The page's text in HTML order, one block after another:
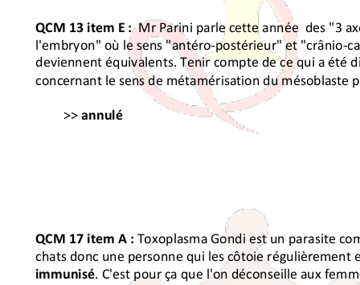
QCM&13&item&E&:&&
l'embryon"!où !le!sens!"antéro-postérieur"!et!"crânio-
!! >>!annulé&
QCM&17&item&A&:
cha
immunisé